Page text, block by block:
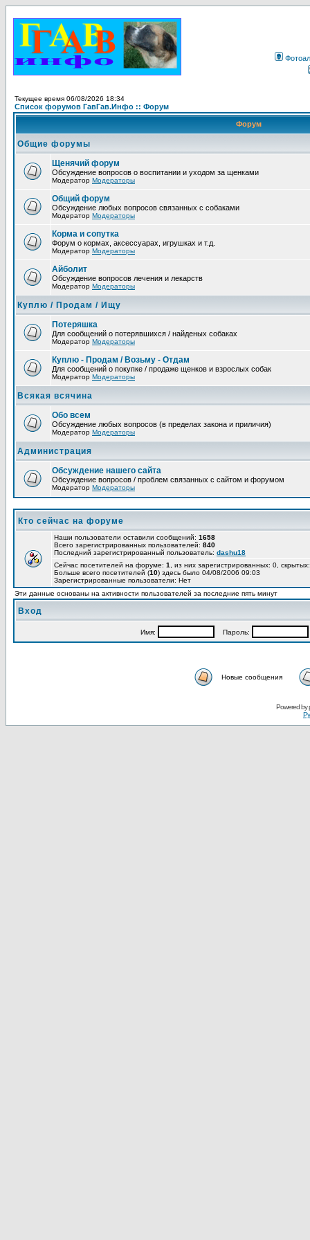
Текущее время 06/08/2026 18:34
Список форумов ГавГав.Инфо :: Форум
Форум
Общие форумы
Щенячий форум
Обсуждение вопросов о воспитании и уходом за щенками
Модератор Модераторы
Общий форум
Обсуждение любых вопросов связанных с собаками
Модератор Модераторы
Корма и сопутка
Форум о кормах, аксессуарах, игрушках и т.д.
Модератор Модераторы
Айболит
Обсуждение вопросов лечения и лекарств
Модератор Модераторы
Куплю / Продам / Ищу
Потеряшка
Для сообщений о потерявшихся / найденых собаках
Модератор Модераторы
Куплю - Продам / Возьму - Отдам
Для сообщений о покупке / продаже щенков и взрослых собак
Модератор Модераторы
Всякая всячина
Обо всем
Обсуждение любых вопросов (в пределах закона и приличия)
Модератор Модераторы
Администрация
Обсуждение нашего сайта
Обсуждение вопросов / проблем связанных с сайтом и форумом
Модератор Модераторы
Кто сейчас на форуме
Наши пользователи оставили сообщений: 1658
Всего зарегистрированных пользователей: 840
Последний зарегистрированный пользователь: dashu18
Сейчас посетителей на форуме: 1
, из них зарегистрированных: 0,
Больше всего посетителей (10) здесь было 04/08/2006 09:03
Зарегистрированные пользователи: Нет
Эти данные основаны на активности пользователей за последние пять минут
Вход
Имя: Пароль:
Новые сообщения
Powered by